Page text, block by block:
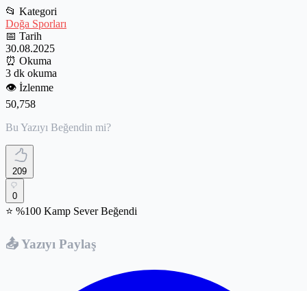
📂 Kategori
Doğa Sporları
📅 Tarih
30.08.2025
⏰ Okuma
3 dk okuma
👁️ İzlenme
50,758
Bu Yazıyı Beğendin mi?
209
0
⭐ %100 Kamp Sever Beğendi
📤 Yazıyı Paylaş